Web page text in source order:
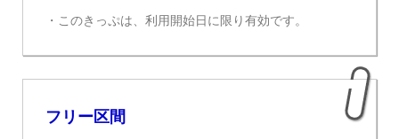
・このきっぷは、利用開始日に限り有効です。
フリー区間